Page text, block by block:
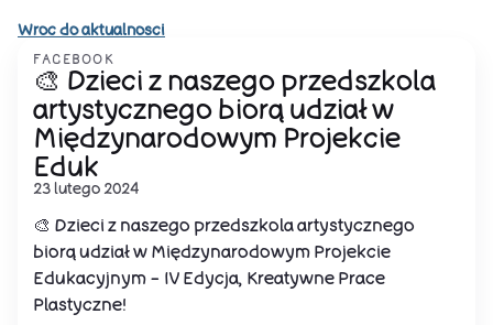
Wroc do aktualnosci
FACEBOOK
🎨 Dzieci z naszego przedszkola
artystycznego biorą udział w
Międzynarodowym Projekcie
Eduk
23 lutego 2024
🎨 Dzieci z naszego przedszkola artystycznego
biorą udział w Międzynarodowym Projekcie
Edukacyjnym - IV Edycja, Kreatywne Prace
Plastyczne!